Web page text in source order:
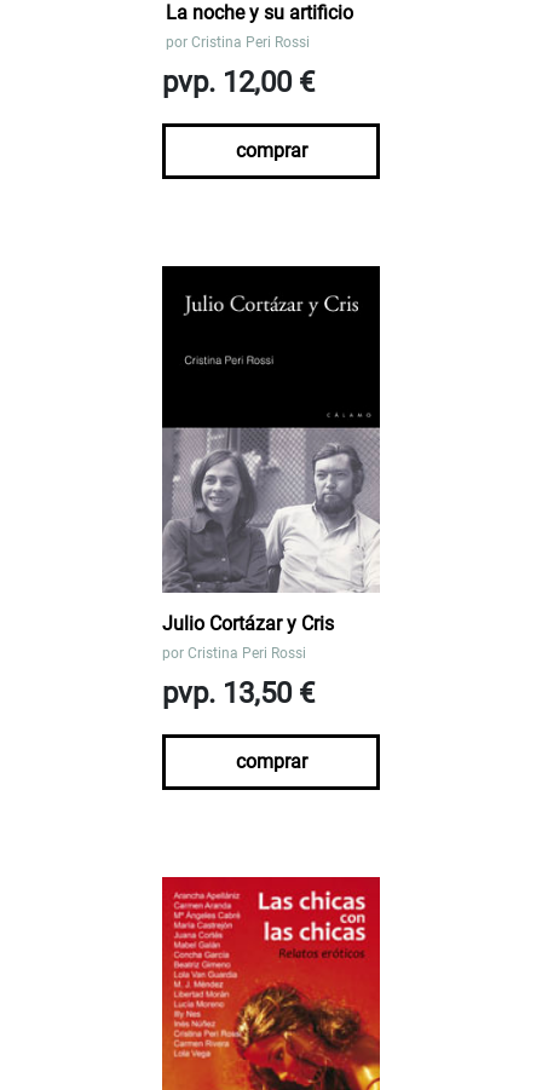
La noche y su artificio
por Cristina Peri Rossi
pvp. 12,00 €
comprar
Julio Cortázar y Cris
por Cristina Peri Rossi
pvp. 13,50 €
comprar